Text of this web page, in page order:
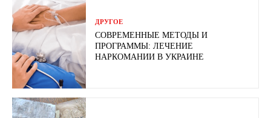
ДРУГОЕ
СОВРЕМЕННЫЕ МЕТОДЫ И
ПРОГРАММЫ: ЛЕЧЕНИЕ
НАРКОМАНИИ В УКРАИНЕ